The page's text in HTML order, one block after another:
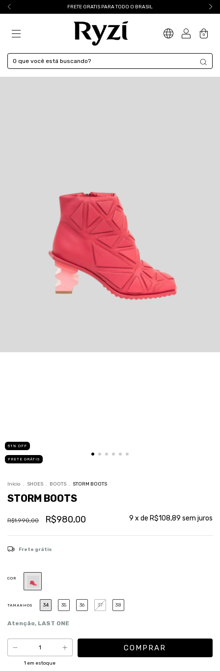
FRETE GRATIS PARA TODO O BRASIL
0
51 % OFF
FRETE GRÁTIS
Início . SHOES . BOOTS . STORM BOOTS
STORM BOOTS
R$1.990,00 R$980,00 9 x de R$108,89 sem juros
Frete grátis
COR
TAMANHOS 34 35 36 37 38
Atenção, LAST ONE
1 em estoque